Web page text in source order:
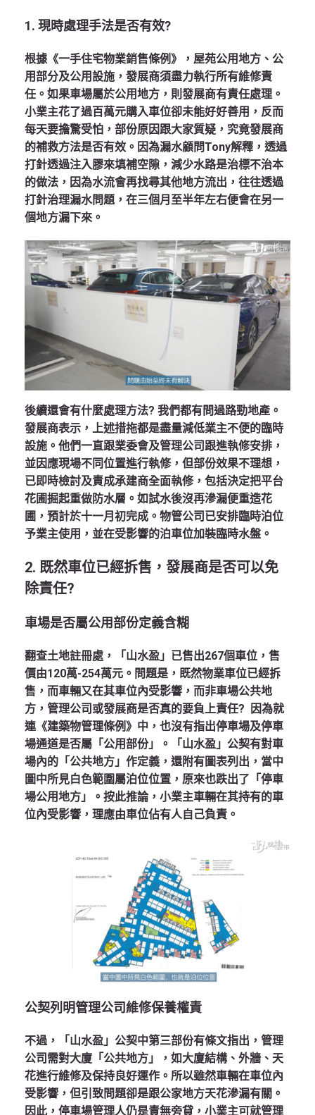
1. 現時處理手法是否有效?
根據《一手住宅物業銷售條例》，屋苑公用地方、公
用部分及公用設施，發展商須盡力執行所有維修責
任。如果車場屬於公用地方，則發展商有責任處理。
小業主花了過百萬元購入車位卻未能好好善用，反而
每天要擔驚受怕，部份原因跟大家質疑，究竟發展商
的補救方法是否有效。因為漏水顧問Tony解釋，透過
打針透過注入膠來填補空隙，減少水路是治標不治本
的做法，因為水流會再找尋其他地方流出，往往透過
打針治理漏水問題，在三個月至半年左右便會在另一
個地方漏下來。
後續還會有什麼處理方法? 我們都有問過路勁地產。
發展商表示，上述措拖都是盡量減低業主不便的臨時
設施。他們一直跟業委會及管理公司跟進執修安排，
並因應現場不同位置進行執修，但部份效果不理想，
已即時檢討及責成承建商全面執修，包括決定把平台
花圃掘起重做防水層。如試水後沒再滲漏便重造花
圃，預計於十一月初完成。物管公司已安排臨時泊位
予業主使用，並在受影響的泊車位加裝臨時水盤。
2. 既然車位已經拆售，發展商是否可以免
除責任?
車場是否屬公用部份定義含糊
翻查土地註冊處，「山水盈」已售出267個車位，售
價由120萬-254萬元。問題是，既然物業車位已經拆
售，而車輛又在其車位內受影響，而非車場公共地
方，管理公司或發展商是否真的要負上責任? 因為就
連《建築物管理條例》中，也沒有指出停車場及停車
場通道是否屬「公用部份」。「山水盈」公契有對車
場內的「公共地方」作定義，還附有圖表列出，當中
圖中所見白色範圍屬泊位位置，原來也跌出了「停車
場公用地方」。按此推論，小業主車輛在其持有的車
位內受影響，理應由車位佔有人自己負責。
公契列明管理公司維修保養權責
不過，「山水盈」公契中第三部份有條文指出，管理
公司需對大廈「公共地方」，如大廈結構、外牆、天
花進行維修及保持良好運作。所以雖然車輛在車位內
受影響，但引致問題卻是跟公家地方天花滲漏有關。
因此，停車場管理人仍是責無旁貸，小業主可就管理